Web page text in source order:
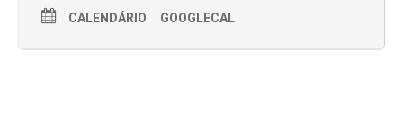
CALENDÁRIO GOOGLECAL